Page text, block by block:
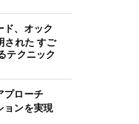
ド、オック
された すご
テクニック
ローチ
ョンを実現